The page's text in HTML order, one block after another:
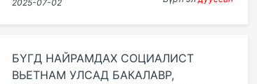
2025-07-02
БҮГД НАЙРАМДАХ СОЦИАЛИСТ
ВЬЕТНАМ УЛСАД БАКАЛАВР,